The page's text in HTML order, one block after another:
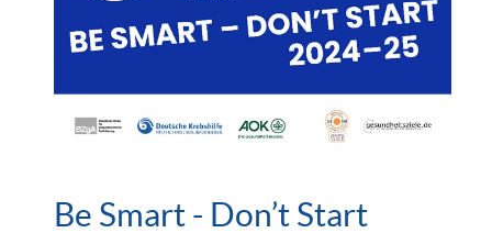
Be Smart - Don’t Start